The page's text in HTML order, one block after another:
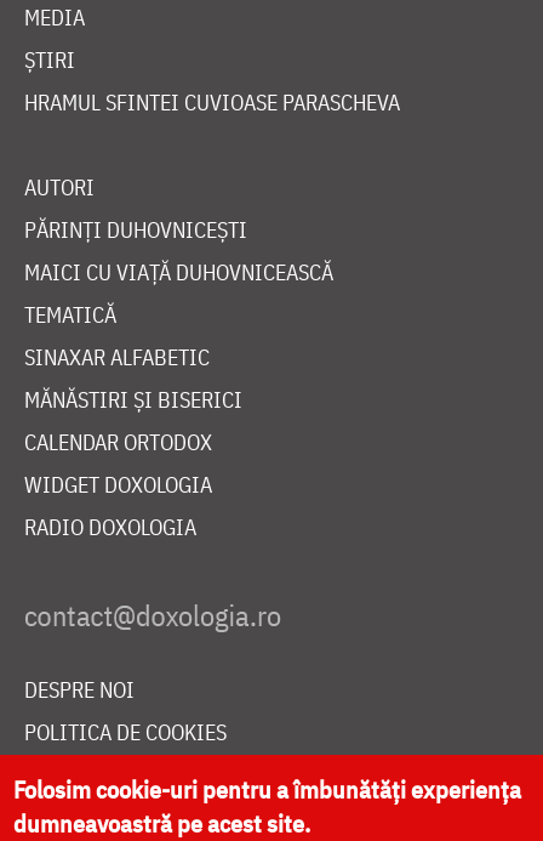
MEDIA
ȘTIRI
HRAMUL SFINTEI CUVIOASE PARASCHEVA
AUTORI
PĂRINȚI DUHOVNICEȘTI
MAICI CU VIAȚĂ DUHOVNICEASCĂ
TEMATICĂ
SINAXAR ALFABETIC
MĂNĂSTIRI ȘI BISERICI
CALENDAR ORTODOX
WIDGET DOXOLOGIA
RADIO DOXOLOGIA
DESPRE NOI
POLITICA DE COOKIES
DONEAZĂ ONLINE PENTRU CATEDRALA NAȚIONALĂ
Folosim cookie-uri pentru a îmbunătăți experiența
dumneavoastră pe acest site.